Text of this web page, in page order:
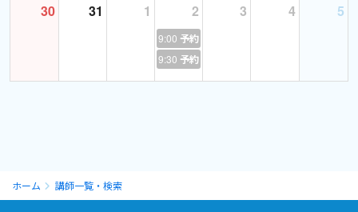
テキスト「究極の英会話」から毎回一つの文法項目に基づいた会
話フレーズを練習していきます。
日常会話からビジネスシーンでの会話をカバーします。
心の発音が間違っていると会話では使えません。
30 31 1 2
9:00 予約あり
9:30 予約あり
3 4 5
ホーム 講師一覧・検索